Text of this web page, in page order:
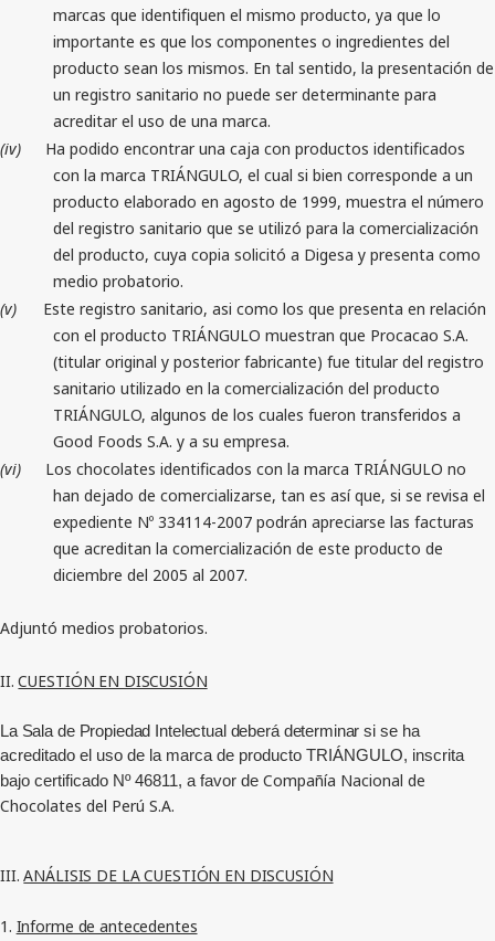
marcas que identifiquen el mismo producto, ya que lo
importante es que los componentes o ingredientes del
producto sean los mismos. En tal sentido, la presentación de
un registro sanitario no puede ser determinante para
acreditar el uso de una marca.
(iv)
Ha podido encontrar una caja con productos identificados
con la marca TRIÁNGULO, el cual si bien corresponde a un
producto elaborado en agosto de 1999, muestra el número
del registro sanitario que se utilizó para la comercialización
del producto, cuya copia solicitó a Digesa y presenta como
medio probatorio.
(v)
Este registro sanitario, asi como los que presenta en relación
con el producto TRIÁNGULO muestran que Procacao S.A.
(titular original y posterior fabricante) fue titular del registro
sanitario utilizado en la comercialización del producto
TRIÁNGULO, algunos de los cuales fueron transferidos a
Good Foods S.A. y a su empresa.
(vi)
Los chocolates identificados con la marca TRIÁNGULO no
han dejado de comercializarse, tan es así que, si se revisa el
expediente Nº 334114-2007 podrán apreciarse las facturas
que acreditan la comercialización de este producto de
diciembre del 2005 al 2007.
Adjuntó medios probatorios.
II.CUESTIÓN EN DISCUSIÓN
La Sala de Propiedad Intelectual deberá determinar si se ha
acreditado el uso de la marca de producto TRIÁNGULO, inscrita
bajo certificado Nº 46811, a favor de Compañía Nacional de
Chocolates del Perú S.A.
III.ANÁLISIS DE LA CUESTIÓN EN DISCUSIÓN
1. Informe de antecedentes